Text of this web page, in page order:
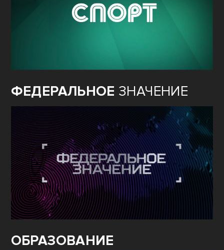
ФЕДЕРАЛЬНОЕ ЗНАЧЕНИЕ
ОБРАЗОВАНИЕ